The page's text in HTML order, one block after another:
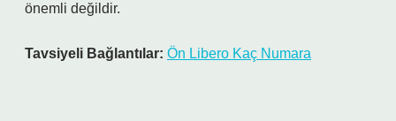
önemli değildir.
Tavsiyeli Bağlantılar: Ön Libero Kaç Numara